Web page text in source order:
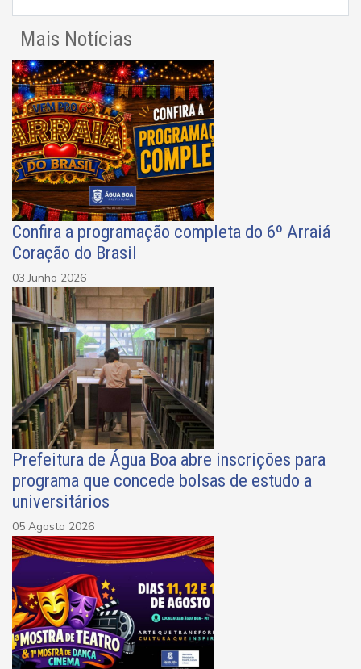
Mais Notícias
Confira a programação completa do 6º Arraiá
Coração do Brasil
03 Junho 2026
Prefeitura de Água Boa abre inscrições para
programa que concede bolsas de estudo a
universitários
05 Agosto 2026